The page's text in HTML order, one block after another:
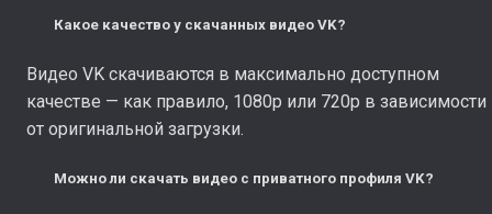
Какое качество у скачанных видео VK?
Видео VK скачиваются в максимально доступном
качестве — как правило, 1080p или 720p в зависимости
от оригинальной загрузки.
Можно ли скачать видео с приватного профиля VK?